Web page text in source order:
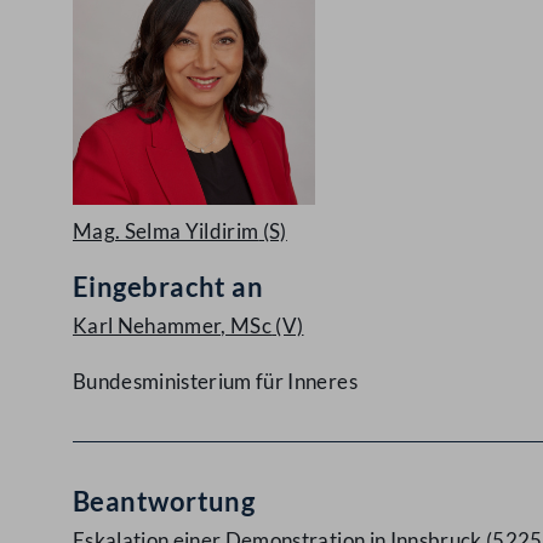
Mag. Selma Yildirim (S)
Eingebracht an
Karl Nehammer, MSc(V)
Bundesministerium für Inneres
Beantwortung